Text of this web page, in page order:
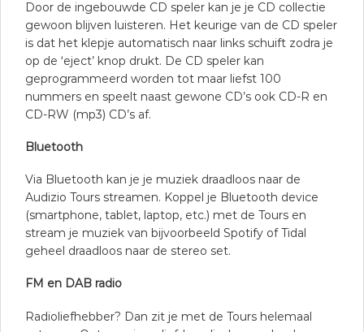
Door de ingebouwde CD speler kan je je CD collectie
gewoon blijven luisteren. Het keurige van de CD speler
is dat het klepje automatisch naar links schuift zodra je
op de ‘eject’ knop drukt. De CD speler kan
geprogrammeerd worden tot maar liefst 100
nummers en speelt naast gewone CD’s ook CD-R en
CD-RW (mp3) CD’s af.
Bluetooth
Via Bluetooth kan je je muziek draadloos naar de
Audizio Tours streamen. Koppel je Bluetooth device
(smartphone, tablet, laptop, etc.) met de Tours en
stream je muziek van bijvoorbeeld Spotify of Tidal
geheel draadloos naar de stereo set.
FM en DAB radio
Radioliefhebber? Dan zit je met de Tours helemaal